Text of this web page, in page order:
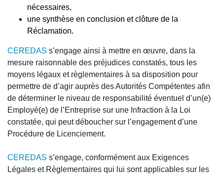
nécessaires,
une synthèse en conclusion et clôture de la
Réclamation.
CEREDAS s’engage ainsi à mettre en œuvre, dans la
mesure raisonnable des préjudices constatés, tous les
moyens légaux et règlementaires à sa disposition pour
permettre de d’agir auprès des Autorités Compétentes afin
de déterminer le niveau de responsabilité éventuel d’un(e)
Employé(e) de l’Entreprise sur une Infraction à la Loi
constatée, qui peut déboucher sur l’engagement d’une
Procédure de Licenciement.
CEREDAS s’engage, conformément aux Exigences
Légales et Règlementaires qui lui sont applicables sur les